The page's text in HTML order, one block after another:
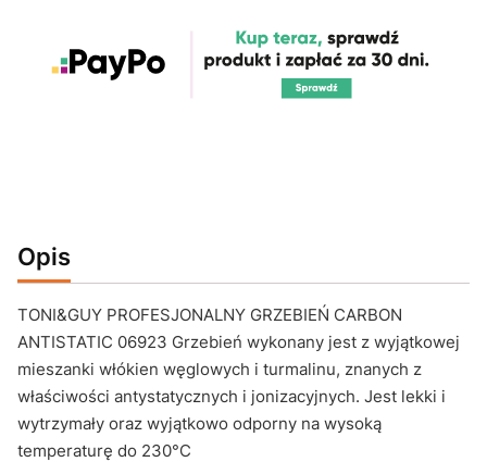
Opis
TONI&GUY PROFESJONALNY GRZEBIEŃ CARBON
ANTISTATIC 06923 Grzebień wykonany jest z wyjątkowej
mieszanki włókien węglowych i turmalinu, znanych z
właściwości antystatycznych i jonizacyjnych. Jest lekki i
wytrzymały oraz wyjątkowo odporny na wysoką
temperaturę do 230°C